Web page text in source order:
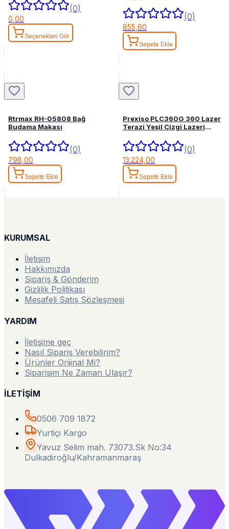
(0)
0,00
Seçenekleri Gör
(0)
855,60
Sepete Ekle
Rtrmax RH-05808 Bağ
Budama Makası
(0)
798,00
Sepete Ekle
Prexiso PLC360G 360 Lazer
Terazi Yeşil Çizgi Lazeri
(0)
13.224,00
Sepete Ekle
KURUMSAL
İletişim
Hakkımızda
Sipariş & Gönderim
Gizlilik Politikası
Mesafeli Satış Sözleşmesi
YARDIM
İletişime geç
Nasıl Sipariş Verebilirim?
Ürünler Orijinal Mi?
Siparişim Ne Zaman Ulaşır?
İLETİŞİM
0506 709 1872
Yurtiçi Kargo
Yavuz Selim mah. 73073.Sk No:34
Dulkadiroğlu/Kahramanmaraş